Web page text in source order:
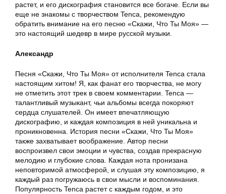
растет, и его дискография становится все богаче. Если вы
еще не знакомы с творчеством Tenca, рекомендую
обратить внимание на его песню «Скажи, Что Ты Моя» —
это настоящий шедевр в мире русской музыки.
Александр
Песня «Скажи, Что Ты Моя» от исполнителя Tenca стала
настоящим хитом! Я, как фанат его творчества, не могу
не отметить этот трек в своем комментарии. Tenca —
талантливый музыкант, чьи альбомы всегда покоряют
сердца слушателей. Он имеет впечатляющую
дискографию, и каждая композиция в ней уникальна и
проникновенна. История песни «Скажи, Что Ты Моя»
также захватывает воображение. Автор песни
воспроизвел свои эмоции и чувства, создав прекрасную
мелодию и глубокие слова. Каждая нота пронизана
неповторимой атмосферой, и слушая эту композицию, я
каждый раз погружаюсь в свои мысли и воспоминания.
Популярность Tenca растет с каждым годом, и это